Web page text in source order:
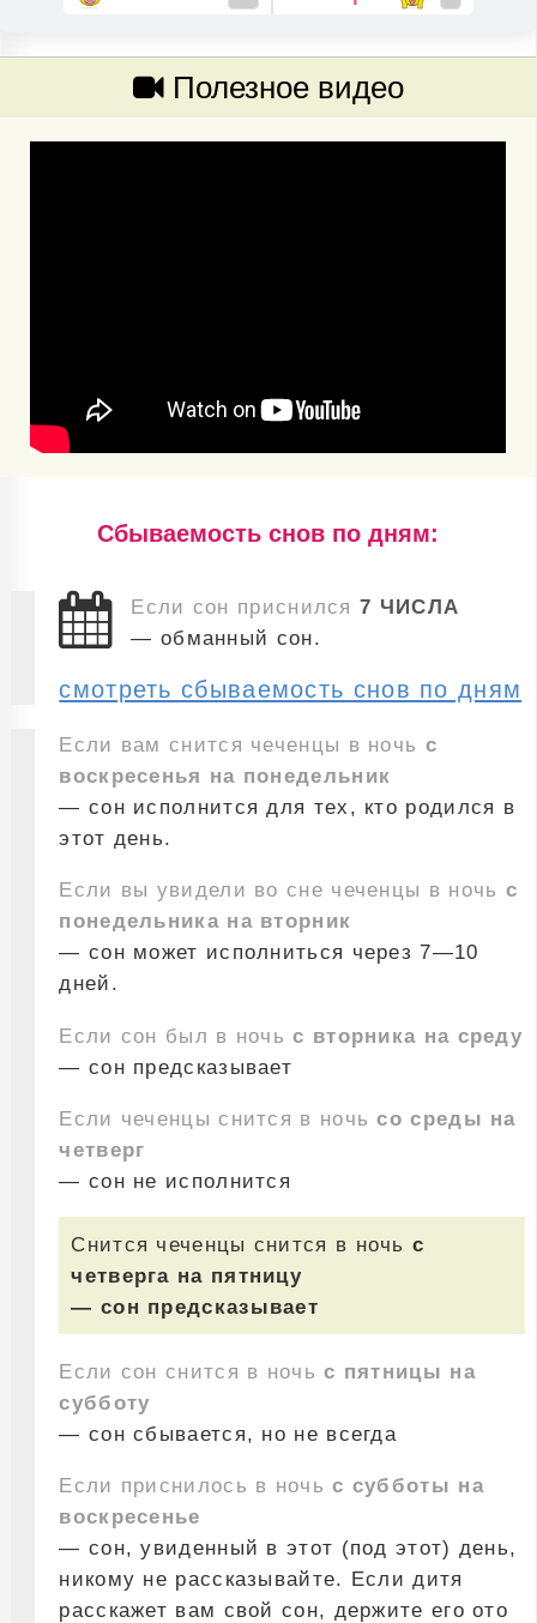
Полезное видео
Cбываемость снов по дням:
Если сон приснился 7 ЧИСЛА
— обманный сон.
смотреть сбываемость снов по дням
Если вам снится чеченцы в ночь с
воскресенья на понедельник
— сон исполнится для тех, кто родился в
этот день.
Если вы увидели во сне чеченцы в ночь с
понедельника на вторник
— сон может исполниться через 7—10
дней.
Если сон был в ночьс вторника на среду
— сон предсказывает
Если чеченцы снится в ночьсо среды на
четверг
— сон не исполнится
Снится чеченцы снится в ночьс
четверга на пятницу
— сон предсказывает
Если сон снится в ночьс пятницы на
субботу
— сон сбывается, но не всегда
Если приснилось в ночьс субботы на
воскресенье
— сон, увиденный в этот (под этот) день,
никому не рассказывайте. Если дитя
расскажет вам свой сон, держите его ото